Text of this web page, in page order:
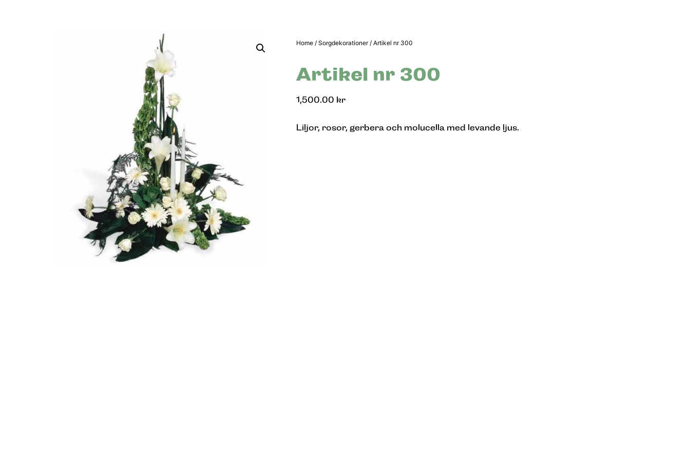
Home / Sorgdekorationer/ Artikel nr 300
Artikel nr 300
1,500.00 kr
Liljor, rosor, gerbera och molucella med levande ljus.